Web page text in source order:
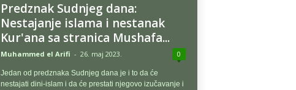
Predznak Sudnjeg dana:
Nestajanje islama i nestanak
Kur'ana sa stranica Mushafa...
Muhammed el Arifi - 26. maj 2023. 0
Jedan od predznaka Sudnjeg dana je i to da će
nestajati dini-islam i da će prestati njegovo izučavanje i